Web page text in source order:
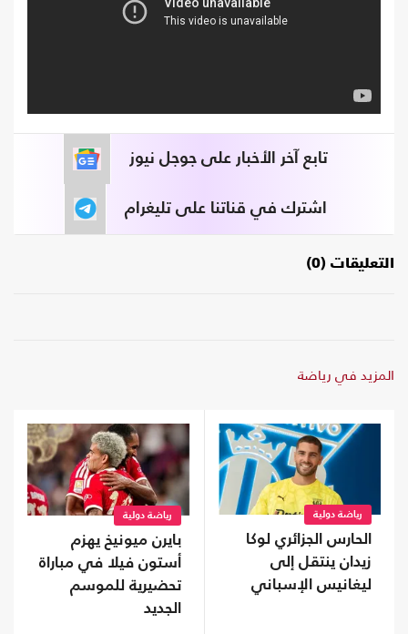
تابع آخر الأخبار على جوجل نيوز
اشترك في قناتنا على تليغرام
التعليقات (0)
المزيد في رياضة
رياضة دولية
الحارس الجزائري لوكا
زيدان ينتقل إلى
ليغانيس الإسباني
رياضة دولية
بايرن ميونيخ يهزم
أستون فيلا في مباراة
تحضيرية للموسم
الجديد